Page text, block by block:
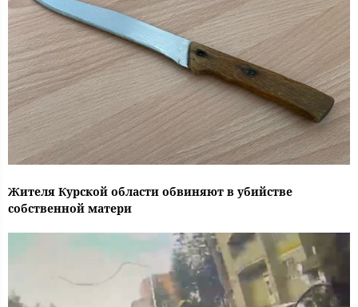
Жителя Курской области обвиняют в убийстве
собственной матери